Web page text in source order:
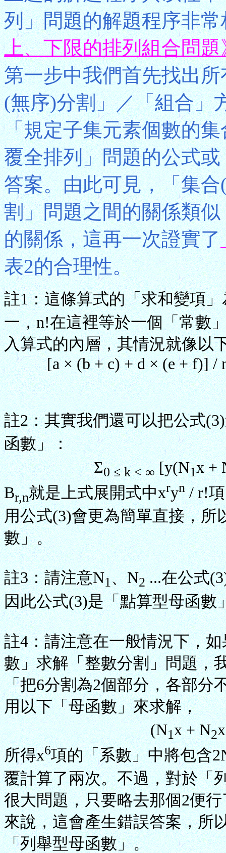
列」問題的解題程序非
上、下限的排列組合問題
第一步中我們首先找出
(無序)分割」／「組合」
「規定子集元素個數的
覆全排列」問題的公式
答案。由此可見，「集
割」問題之間的關係類
的關係，這再一次證實了
表2的合理性。
註1：這條算式的「求和變項
一，n!在這裡等於一個「常數
入算式的內層，其情況就像以
[a × (b + c) + d × (e + f)] /
註2：其實我們還可以把公式
函數」：
Σ0 ≤ k < ∞[y(N1x +
Br,n就是上式展開式中xryn/ r!項
用公式(3)會更為簡單直接，所
數」。
註3：請注意N1、N2...在公式
因此公式(3)是「點算型母函數
註4：請注意在一般情況下，
數」求解「整數分割」問題，
「把6分割為2個部分，各部分
用以下「母函數」來求解，
(N1x + N2x
所得x6項的「系數」中將包含
覆計算了兩次。不過，對於「
很大問題，只要略去那個2便
來說，這會產生錯誤答案，所
「列舉型母函數」。